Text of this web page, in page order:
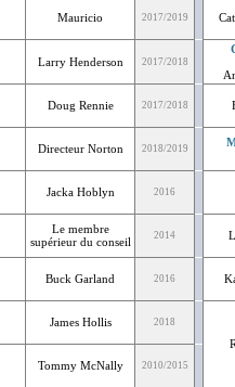
Mauricio 2017/2019
Larry Henderson 2017/2018
Doug Rennie 2017/2018
Directeur Norton 2018/2019
Jacka Hoblyn 2016
Le membre
supérieur du conseil
2014
Buck Garland 2016
James Hollis 2018
Tommy McNally 2010/2015